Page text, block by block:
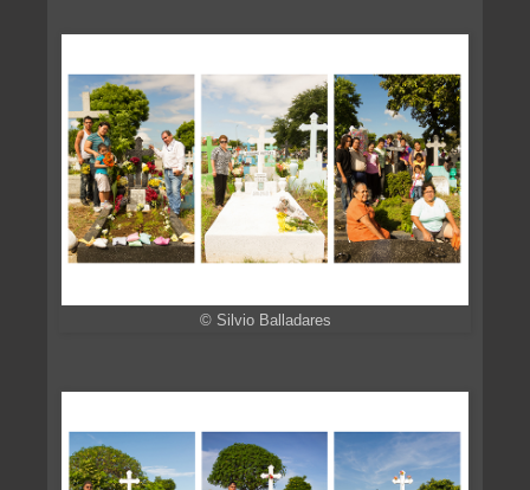
© Silvio Balladares